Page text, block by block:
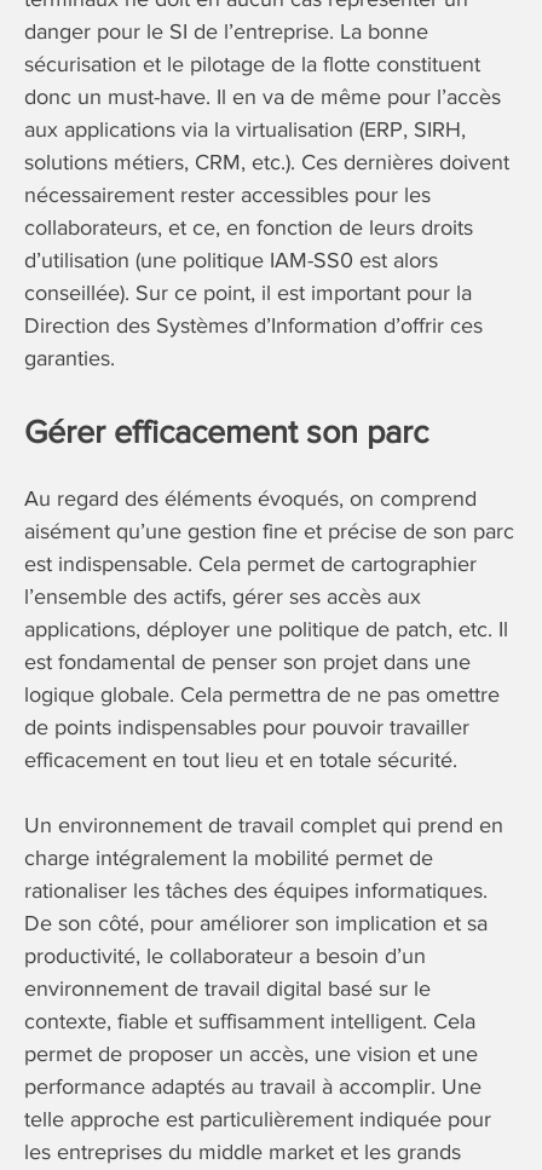
danger pour le SI de l’entreprise. La bonne
sécurisation et le pilotage de la flotte constituent
donc un must-have. Il en va de même pour l’accès
aux applications via la virtualisation (ERP, SIRH,
solutions métiers, CRM, etc.). Ces dernières doivent
nécessairement rester accessibles pour les
collaborateurs, et ce, en fonction de leurs droits
d’utilisation (une politique IAM-SS0 est alors
conseillée). Sur ce point, il est important pour la
Direction des Systèmes d’Information d’offrir ces
garanties.
Gérer efficacement son parc
Au regard des éléments évoqués, on comprend
aisément qu’une gestion fine et précise de son parc
est indispensable. Cela permet de cartographier
l’ensemble des actifs, gérer ses accès aux
applications, déployer une politique de patch, etc. Il
est fondamental de penser son projet dans une
logique globale. Cela permettra de ne pas omettre
de points indispensables pour pouvoir travailler
efficacement en tout lieu et en totale sécurité.
Un environnement de travail complet qui prend en
charge intégralement la mobilité permet de
rationaliser les tâches des équipes informatiques.
De son côté, pour améliorer son implication et sa
productivité, le collaborateur a besoin d’un
environnement de travail digital basé sur le
contexte, fiable et suffisamment intelligent. Cela
permet de proposer un accès, une vision et une
performance adaptés au travail à accomplir. Une
telle approche est particulièrement indiquée pour
les entreprises du middle market et les grands